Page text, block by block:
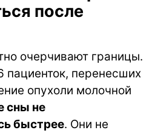
после
очерчивают границы.
пациенток, перенесших
опухоли молочной
сны не
быстрее. Они не